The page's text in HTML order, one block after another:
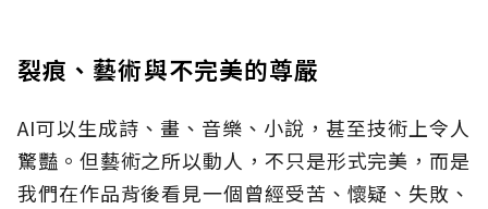
裂痕、藝術與不完美的尊嚴
AI可以生成詩、畫、音樂、小說，甚至技術上令人
驚豔。但藝術之所以動人，不只是形式完美，而是
我們在作品背後看見一個曾經受苦、懷疑、失敗、